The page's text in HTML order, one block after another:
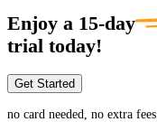
Enjoy a 15-day
trial today!
Get Started
no card needed, no extra fees